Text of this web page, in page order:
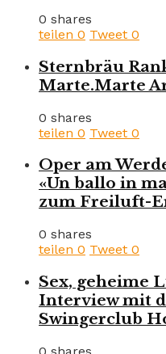
0 shares
teilen 0 Tweet 0
Sternbräu
Marte.Marte
0 shares
teilen 0 Tweet 0
Oper am
«Un ballo in
zum Freiluft-
0 shares
teilen 0 Tweet 0
Sex, geheime
Interview mit
Swingerclub
0 shares